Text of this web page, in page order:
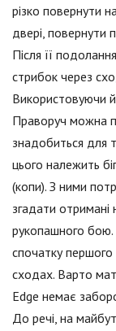
різко повернути
двері, повернути
Після її
стрибок через
Використовуючи
Праворуч можна
знадобиться для
цього належить
(копи). З ними
згадати
рукопашного бою.
спочатку першого
сходах. Варто
Edge немає
До речі, на